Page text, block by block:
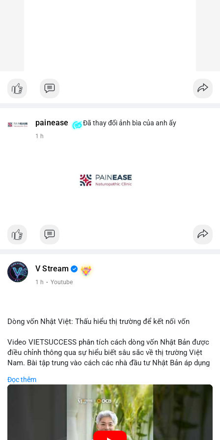
painease Đã thay đổi ảnh bìa của anh ấy
1 h
V Stream
1 h · Youtube
Dòng vốn Nhật Việt: Thấu hiểu thị trường để kết nối vốn
Video VIETSUCCESS phân tích cách dòng vốn Nhật Bản được
điều chỉnh thông qua sự hiểu biết sâu sắc về thị trường Việt
Nam. Bài tập trung vào cách các nhà đầu tư Nhật Bản áp dụng
đầu tư trực tiếp vào doanh nghiệp đến việc giao dịch tài chính.
Kết nối này không chỉ tạo cơ hội tăng trưởng cho Việt Nam mà
còn tạo ra động lực cho thị trường crypto địa phương khi các
nhà đầu tư đa quốc gia tìm kiếm cơ hội đa dạng. Các yếu tố
như chính sách tài chính Việt Nam, xu hướng đầu tư ESG, và
ổn định thị trường sẽ ảnh hưởng trực tiếp đến lưu lượng vốn
Đọc thêm